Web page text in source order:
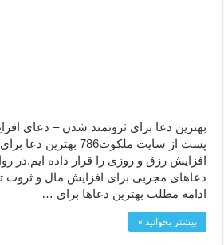
بهترین دعا برای ثروتمند شدن – دعای
پست از سایت ملکوت786
افزایش رزق و روزی را قرار داده ایم.در
دعاهای مجربی برای افزایش مال و
ادامه مطلب بهترین دعاها برای …
بیشتر بخوانید »